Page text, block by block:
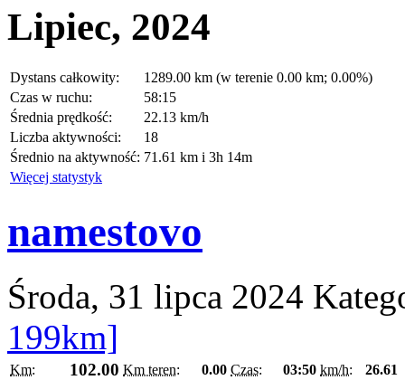
Lipiec, 2024
Dystans całkowity:
1289.00 km (w terenie 0.00 km; 0.00%)
Czas w ruchu:
58:15
Średnia prędkość:
22.13 km/h
Liczba aktywności:
18
Średnio na aktywność: 71.61 km i 3h 14m
Więcej statystyk
namestovo
Środa, 31 lipca 2024
199km]
Km: 102.00 Km teren: 0.00 Czas: 03:50 km/h:
26.61